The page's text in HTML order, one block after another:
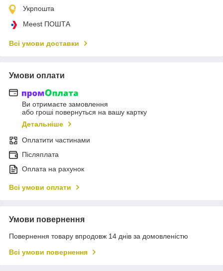
Укрпошта
Meest ПОШТА
Всі умови доставки
Умови оплати
Ви отримаєте замовлення
або гроші повернуться на вашу картку
Детальніше
Оплатити частинами
Післяплата
Оплата на рахунок
Всі умови оплати
Умови повернення
Повернення товару впродовж 14 днів за домовленістю
Всі умови повернення